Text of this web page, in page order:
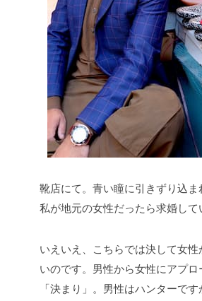
靴店にて。青い瞳に引きずり込ま
私が地元の女性だったら求婚して
いえいえ、こちらでは決して女性
いのです。男性から女性にアプロ
「決まり」。男性はハンターです